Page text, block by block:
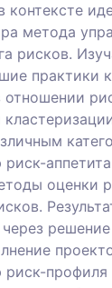
контексте
метода
рисков.
практики
отношении
оценки
риск-